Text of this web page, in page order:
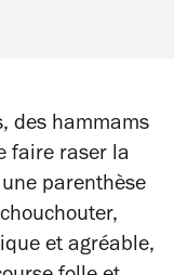
des hammams
faire raser la
parenthèse
et agréable,